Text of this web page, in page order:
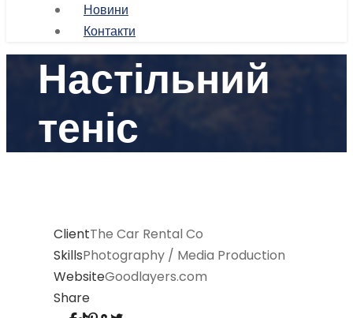
Новини
Контакти
Настільний
теніс
ClientThe Car Rental Co
SkillsPhotography / Media Production
WebsiteGoodlayers.com
Share